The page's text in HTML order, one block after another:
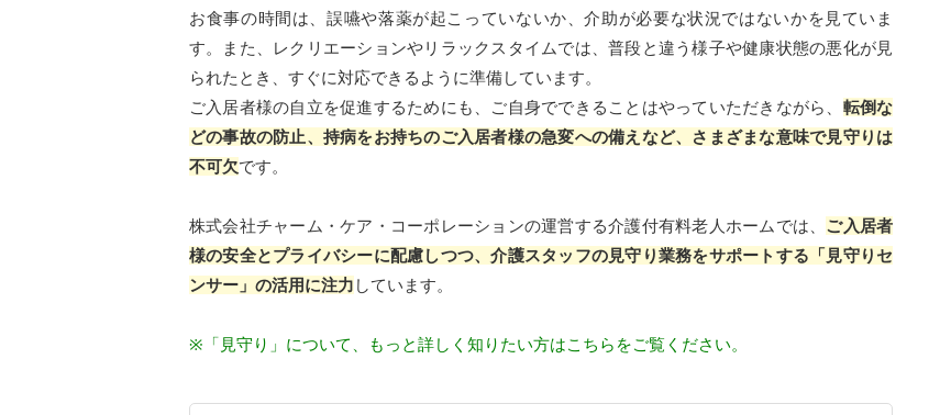
お食事の時間は、誤嚥や落薬が起こっていないか、介助が必要な状況ではないかを見ていま
す。また、レクリエーションやリラックスタイムでは、普段と違う様子や健康状態の悪化が見
られたとき、すぐに対応できるように準備しています。
ご入居者様の自立を促進するためにも、ご自身でできることはやっていただきながら、 転倒な
どの事故の防止、持病をお持ちのご入居者様の急変への備えなど、さまざまな意味で見守りは
不可欠です。
株式会社チャーム・ケア・コーポレーションの運営する介護付有料老人ホームでは、 ご入居者
様の安全とプライバシーに配慮しつつ、介護スタッフの見守り業務をサポートする「見守りセ
ンサー」の活用に注力 しています。
※「見守り」について、もっと詳しく知りたい方はこちらをご覧ください。
記事を読む